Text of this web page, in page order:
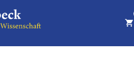
shopping_cart